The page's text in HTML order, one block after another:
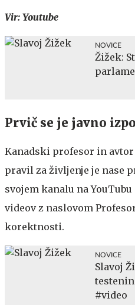
Vir: Youtube
NOVICE
Žižek:
Prvič se je javno
Kanadski profesor in
pravil za življenje je nase
svojem kanalu na
videov z naslovom
korektnosti.
NOVICE
Slavoj
#video